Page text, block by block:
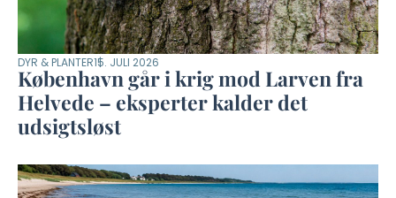
DYR & PLANTER15. JULI 2026
København går i krig mod Larven fra
Helvede – eksperter kalder det
udsigtsløst